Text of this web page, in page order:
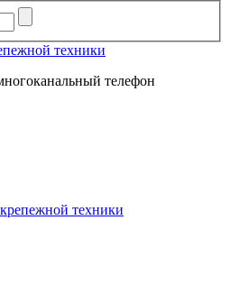
телефон